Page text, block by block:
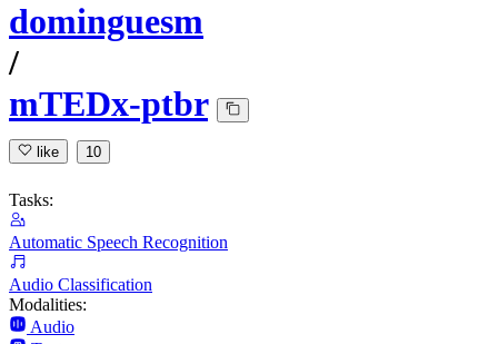
dominguesm
/
mTEDx-ptbr
like 10
Tasks:
Automatic Speech Recognition
Audio Classification
Modalities:
Audio